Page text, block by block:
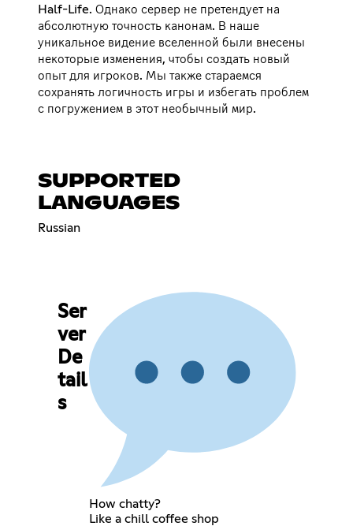
Half-Life. Однако сервер не претендует на
абсолютную точность канонам. В наше
уникальное видение вселенной были внесены
некоторые изменения, чтобы создать новый
опыт для игроков. Мы также стараемся
сохранять логичность игры и избегать проблем
с погружением в этот необычный мир.
SUPPORTED
LANGUAGES
Russian
Ser
ver
De
tail
s
How chatty?
Like a chill coffee shop